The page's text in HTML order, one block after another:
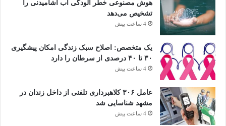
هوش مصنوعی خطر آلودگی آب آشامیدنی را
تشخیص می‌دهد
4 ساعت پیش
یک متخصص: اصلاح سبک زندگی امکان پیشگیری
۳۰ تا ۴۰ درصدی از سرطان را دارد
4 ساعت پیش
عامل ۳۰۶ کلاهبرداری تلفنی از داخل زندان در
مشهد شناسایی شد
4 ساعت پیش